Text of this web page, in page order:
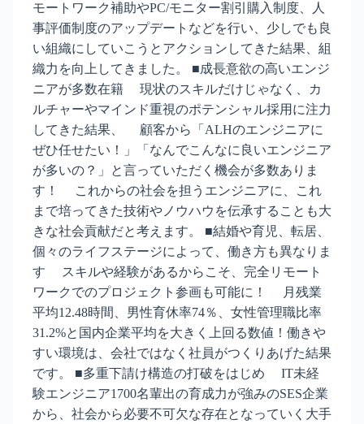
モートワーク補助やPC/モニター割引購入制度、人
事評価制度のアップデートなどを行い、少しでも良
い組織にしていこうとアクションしてきた結果、組
織力を向上してきました。 ■成長意欲の高いエンジ
ニアが多数在籍 現状のスキルだけじゃなく、カ
ルチャーやマインド重視のポテンシャル採用に注力
してきた結果、 顧客から「ALHのエンジニアに
ぜひ任せたい！」「なんでこんなに良いエンジニア
が多いの？」と言っていただく機会が多数ありま
す！ これからの社会を担うエンジニアに、これ
まで培ってきた技術やノウハウを伝承することも大
きな社会貢献だと考えます。 ■結婚や育児、転居、
個々のライフステージによって、働き方も異なりま
す スキルや経験があるからこそ、完全リモート
ワークでのプロジェクト参画も可能に！ 月残業
平均12.48時間、男性育休率74％、女性管理職比率
31.2%と国内企業平均を大きく上回る数値！働きや
すい環境は、会社ではなく社員がつくりあげた結果
です。 ■多重下請け構造の打破をはじめ IT未経
験エンジニア1700名輩出の育成力が強みのSES企業
から、社会から必要不可欠な存在となっていく大手